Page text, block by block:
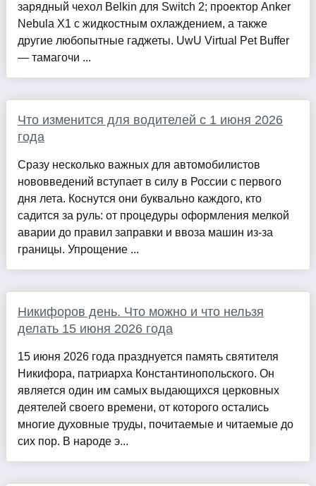
зарядный чехол Belkin для Switch 2; проектор Anker
Nebula X1 с жидкостным охлаждением, а также
другие любопытные гаджеты. UwU Virtual Pet Buffer
— тамагочи ...
Что изменится для водителей с 1 июня 2026
года
Сразу несколько важных для автомобилистов
нововведений вступает в силу в России с первого
дня лета. Коснутся они буквально каждого, кто
садится за руль: от процедуры оформления мелкой
аварии до правил заправки и ввоза машин из-за
границы. Упрощение ...
Никифоров день. Что можно и что нельзя
делать 15 июня 2026 года
15 июня 2026 года празднуется память святителя
Никифора, патриарха Константинопольского. Он
является один им самых выдающихся церковных
деятелей своего времени, от которого остались
многие духовные труды, почитаемые и читаемые до
сих пор. В народе э...